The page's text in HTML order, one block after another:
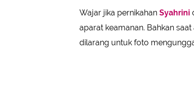
Wajar jika pernikahan Syahrini
aparat keamanan. Bahkan
dilarang untuk foto